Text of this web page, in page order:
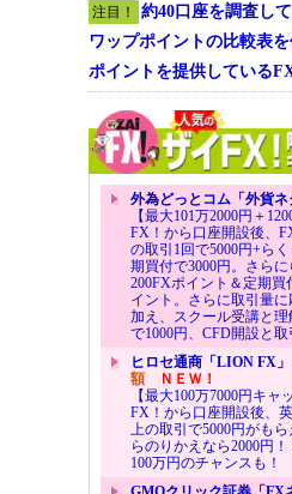
注目！
約40口座を調査し
ワップポイントの比較表
ポイントを提供している
外為どっとコム「外貨ネ
【最大101万2000円＋
FX！から口座開設後、
の取引1回で5000円+ら
期買付で3000円。さら
200FXポイント＆定期買
イント。さらに取引量
加え、スクール受講と
で1000円、CFD開設と取
ヒロセ通商「LION FX」
額ＮＥＷ！
【最大100万7000円キャ
FX！から口座開設後、
上の取引で5000円がも
らのりかえなら2000円
100万円のチャンスも！